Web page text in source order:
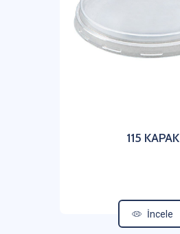
115 KAPAK
İncele